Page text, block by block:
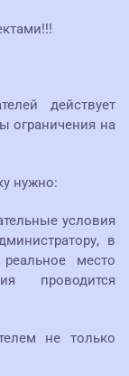
действует
ограничения на
нужно:
условия
в
место
проводится
не только